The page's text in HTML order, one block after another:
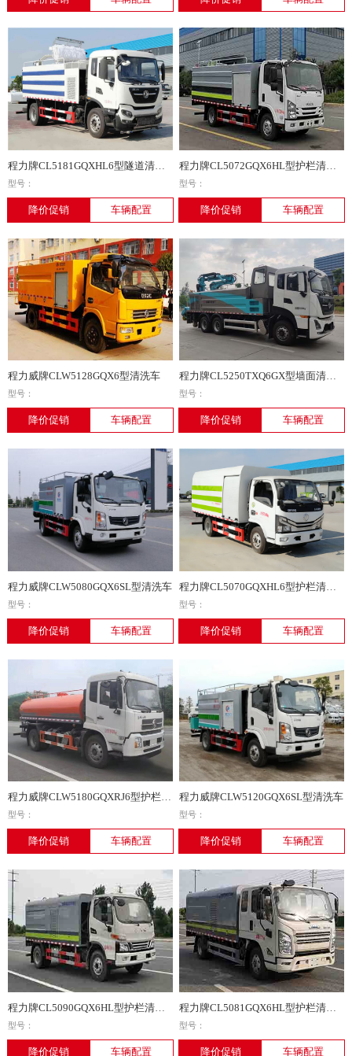
程力牌CL5181GQXHL6型隧道清洗车
型号：
降价促销 车辆配置
型号：
降价促销 车辆配置
程力威牌CLW5128GQX6型清洗车
型号：
降价促销 车辆配置
程力牌CL5250TXQ6GX型墙面清洗车
型号：
降价促销 车辆配置
程力威牌CLW5080GQX6SL型清洗车
型号：
降价促销 车辆配置
型号：
降价促销 车辆配置
程力威牌CLW5180GQXRJ6型护栏清洗车
型号：
降价促销 车辆配置
程力威牌CLW5120GQX6SL型清洗车
型号：
降价促销 车辆配置
程力牌CL5090GQX6HL型护栏清洗车
型号：
降价促销 车辆配置
程力牌CL5081GQX6HL型护栏清洗车
型号：
降价促销 车辆配置